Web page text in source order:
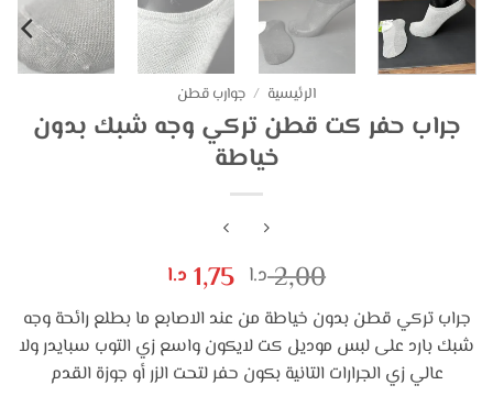
الرئيسية / جوارب قطن
جراب حفر كت قطن تركي وجه شبك بدون
خياطة
2,00 د.ا السعر
الأصلي
هو:
2,00 د.ا.
1,75 د.ا
الحالي
هو:
1,75 د.ا.
جراب تركي قطن بدون خياطة من عند الاصابع ما بطلع رائحة وجه
شبك بارد على لبس موديل كت لايكون واسع زي التوب سبايدر ولا
عالي زي الجرارات التانية بكون حفر لتحت الزر أو جوزة القدم